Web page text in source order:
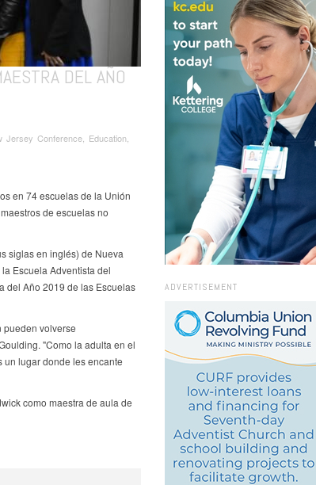
DEL AÑO
Conference, Education,
en 74 escuelas de la Unión
de escuelas no
siglas en inglés) de Nueva
Escuela Adventista del
del Año 2019 de las Escuelas
pueden volverse
"Como la adulta en el
un lugar donde les encante
como maestra de aula de
ADVERTISEMENT